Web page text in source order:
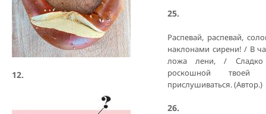
12.
25.
Распевай, распевай,
наклонами сирени! / В
ложа лени, /
роскошной
прислушиваться. (Автор.)
26.